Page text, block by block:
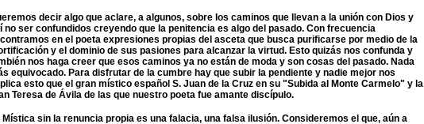
decir algo que aclare, a algunos, sobre los caminos que llevan a la unión con Dios y
no ser confundidos creyendo que la penitencia es algo del pasado. Con frecuencia
en el poeta expresiones propias del asceta que busca purificarse por medio de la
y el dominio de sus pasiones para alcanzar la virtud. Esto quizás nos confunda y
nos haga creer que esos caminos ya no están de moda y son cosas del pasado. Nada
equivocado. Para disfrutar de la cumbre hay que subir la pendiente y nadie mejor nos
esto que el gran místico español S. Juan de la Cruz en su "Subida al Monte Carmelo" y la
Teresa de Ávila de las que nuestro poeta fue amante discípulo.
Mística sin la renuncia propia es una falacia, una falsa ilusión. Consideremos el que, aún a